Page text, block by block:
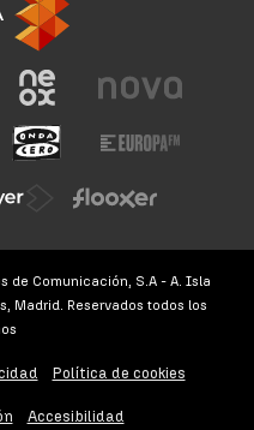
de Comunicación, S.A - A. Isla
Madrid. Reservados todos los
Política de cookies
Accesibilidad